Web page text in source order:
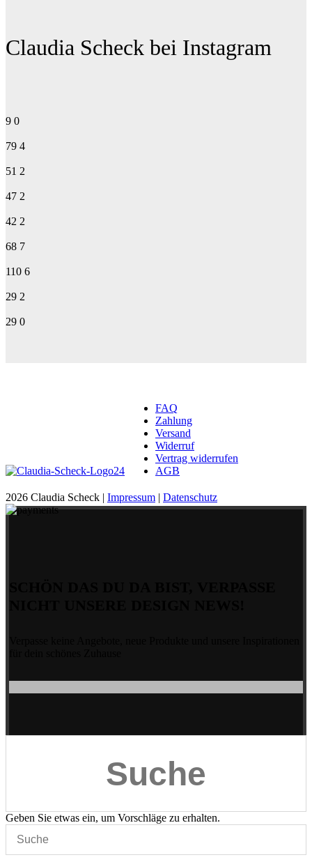
Claudia Scheck bei Instagram
9 0
79 4
51 2
47 2
42 2
68 7
110 6
29 2
29 0
FAQ
Zahlung
Versand
Widerruf
Vertrag widerrufen
AGB
2026 Claudia Scheck | Impressum | Datenschutz
Geben Sie etwas ein, um Vorschläge zu erhalten.